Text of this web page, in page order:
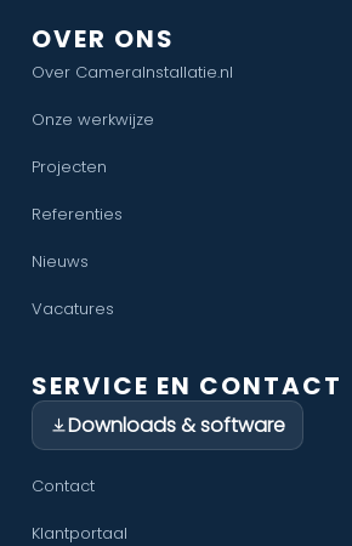
OVER ONS
Over CameraInstallatie.nl
Onze werkwijze
Projecten
Referenties
Nieuws
Vacatures
SERVICE EN CONTACT
Downloads & software
Contact
Klantportaal